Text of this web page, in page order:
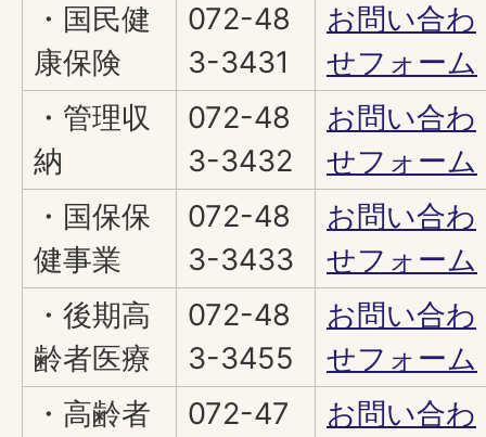
・国民健
康保険
072-48
3-3431
お問い合わ
せフォーム
・管理収
納
072-48
3-3432
お問い合わ
せフォーム
・国保保
健事業
072-48
3-3433
お問い合わ
せフォーム
・後期高
齢者医療
072-48
3-3455
お問い合わ
せフォーム
・高齢者
072-47
お問い合わ